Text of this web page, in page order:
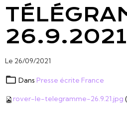
26.9.2021
Le 26/09/2021
Dans Presse écrite France
rover-le-telegramme-26.9.21.jpg